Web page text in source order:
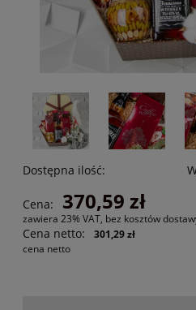
Dostępna ilość:
Cena: 370,59 zł
zawiera 23% VAT, bez kosztów
Cena netto:
301,29 zł
cena netto